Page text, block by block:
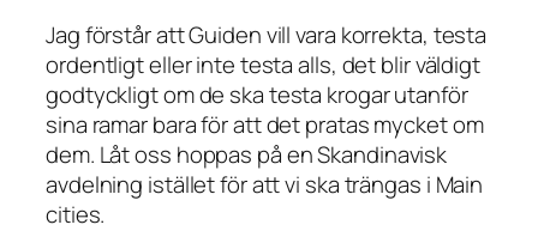
Jag förstår att Guiden vill vara korrekta, testa
ordentligt eller inte testa alls, det blir väldigt
godtyckligt om de ska testa krogar utanför
sina ramar bara för att det pratas mycket om
dem. Låt oss hoppas på en Skandinavisk
avdelning istället för att vi ska trängas i Main
cities.